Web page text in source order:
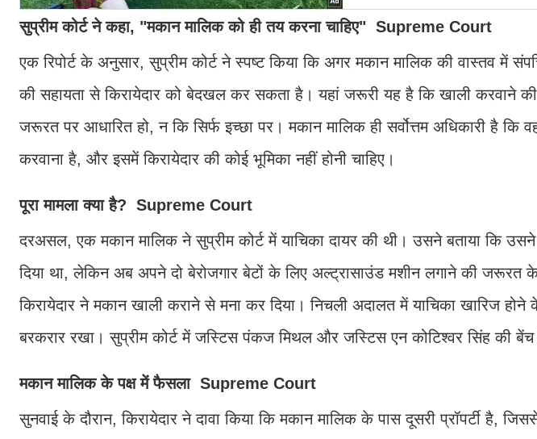
सुप्रीम कोर्ट ने कहा, "मकान मालिक को ही तय करना चाहिए" Supreme Court
एक रिपोर्ट के अनुसार, सुप्रीम कोर्ट ने स्पष्ट किया कि अगर मकान मालिक की वास्तव में
की सहायता से किरायेदार को बेदखल कर सकता है। यहां जरूरी यह है कि खाली करवाने
जरूरत पर आधारित हो, न कि सिर्फ इच्छा पर। मकान मालिक ही सर्वोत्तम अधिकारी है
करवाना है, और इसमें किरायेदार की कोई भूमिका नहीं होनी चाहिए।
पूरा मामला क्या है? Supreme Court
दरअसल, एक मकान मालिक ने सुप्रीम कोर्ट में याचिका दायर की थी। उसने बताया कि
दिया था, लेकिन अब अपने दो बेरोजगार बेटों के लिए अल्ट्रासाउंड मशीन लगाने की जरूरत
किरायेदार ने मकान खाली कराने से मना कर दिया। निचली अदालत में याचिका खारिज
बरकरार रखा। सुप्रीम कोर्ट में जस्टिस पंकज मिथल और जस्टिस एन कोटिश्वर सिंह की बेंच
मकान मालिक के पक्ष में फैसला Supreme Court
सुनवाई के दौरान, किरायेदार ने दावा किया कि मकान मालिक के पास दूसरी प्रॉपर्टी है,